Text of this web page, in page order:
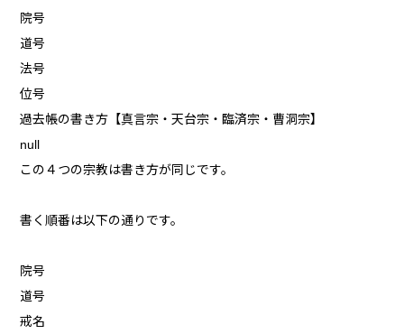
院号
道号
法号
位号
過去帳の書き方【真言宗・天台宗・臨済宗・曹洞宗】
null
この４つの宗教は書き方が同じです。
書く順番は以下の通りです。
院号
道号
戒名